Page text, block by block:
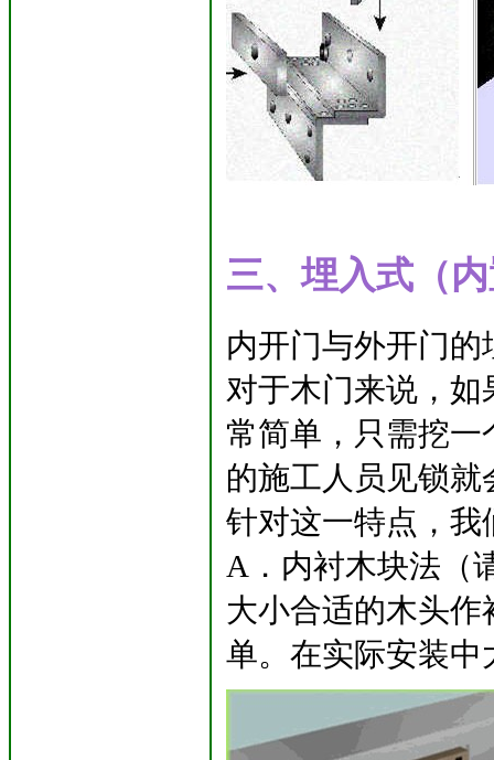
三、埋入式（
内开门与外开门
对于木门来说，
常简单，只需挖
的施工人员见锁
针对这一特点，我
A．内衬木块法（
大小合适的木头
单。在实际安装中